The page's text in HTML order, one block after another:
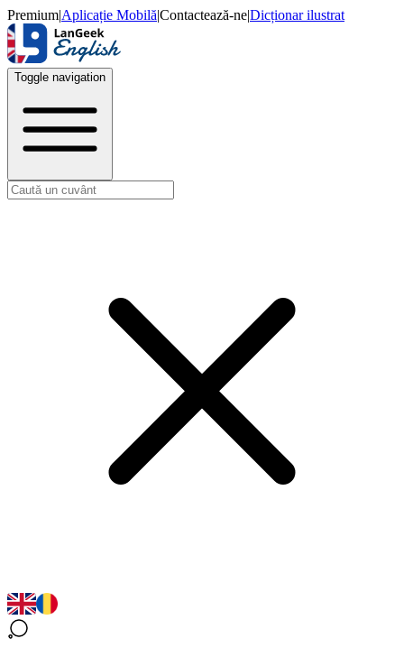
Premium|Aplicație Mobilă|Contactează-ne|Dicționar ilustrat
Toggle navigation